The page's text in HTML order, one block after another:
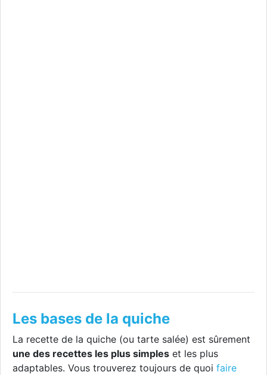
Les bases de la quiche
La recette de la quiche (ou tarte salée) est sûrement
une des recettes les plus simples et les plus
adaptables. Vous trouverez toujours de quoi faire